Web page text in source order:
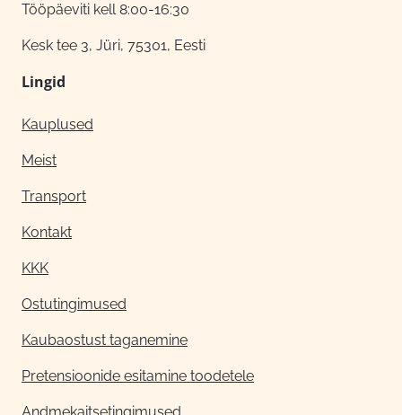
Tööpäeviti kell 8:00-16:30
Kesk tee 3, Jüri, 75301, Eesti
Lingid
Kauplused
Meist
Transport
Kontakt
KKK
Ostutingimused
Kaubaostust taganemine
Pretensioonide esitamine toodetele